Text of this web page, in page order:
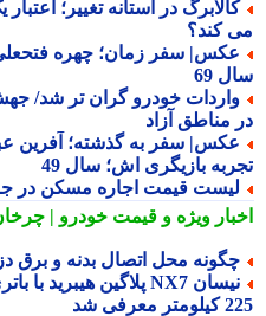
در آستانه تغییر؛ اعتبار
کند؟
69
خودرو گران تر شد/ جهش
مناطق آزاد
بازیگری اش؛ سال 49
قیمت اجاره مسکن در جوادیه
ویژهو قیمت خودرو | چرخان
محل اتصال بدنه و برق دزدی